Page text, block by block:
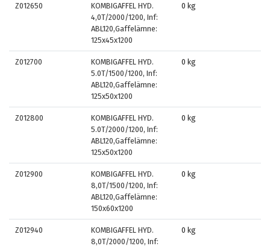
Z012650
KOMBIGAFFEL HYD.
4,0T/2000/1200, Inf:
ABL120,Gaffelämne:
125x45x1200
0 kg
Z012700
KOMBIGAFFEL HYD.
5.0T/1500/1200, Inf:
ABL120,Gaffelämne:
125x50x1200
0 kg
Z012800
KOMBIGAFFEL HYD.
5.0T/2000/1200, Inf:
ABL120,Gaffelämne:
125x50x1200
0 kg
Z012900
KOMBIGAFFEL HYD.
8,0T/1500/1200, Inf:
ABL120,Gaffelämne:
150x60x1200
0 kg
Z012940
KOMBIGAFFEL HYD.
8,0T/2000/1200, Inf:
0 kg